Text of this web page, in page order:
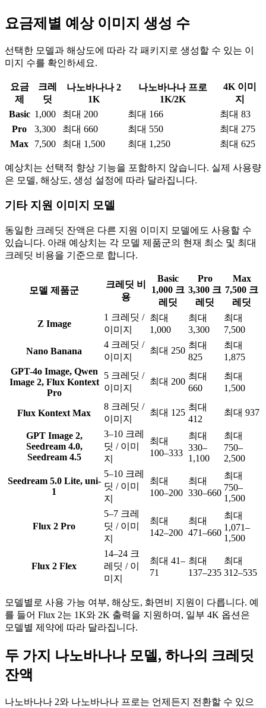
요금제별 예상 이미지 생성 수
선택한 모델과 해상도에 따라 각 패키지로 생성할 수 있는 이
미지 수를 확인하세요.
요금
제
크레
딧
나노바나나 2
1K
나노바나나 프로
1K/2K
4K 이미
지
Basic 1,000 최대 200 최대 166
최대 83
Pro
3,300 최대 660 최대 550
최대 275
Max
7,500 최대 1,500 최대 1,250 최대 625
예상치는 선택적 향상 기능을 포함하지 않습니다. 실제 사용량
은 모델, 해상도, 생성 설정에 따라 달라집니다.
기타 지원 이미지 모델
동일한 크레딧 잔액은 다른 지원 이미지 모델에도 사용할 수
있습니다. 아래 예상치는 각 모델 제품군의 현재 최소 및 최대
크레딧 비용을 기준으로 합니다.
모델 제품군
크레딧 비
용
Basic
1,000 크
레딧
Pro
3,300 크
레딧
Max
7,500 크
레딧
Z Image
1 크레딧 /
이미지
최대
1,000
최대
3,300
최대
7,500
Nano Banana
4 크레딧 /
이미지
최대 250
최대
825
최대
1,875
GPT-4o Image, Qwen
Image 2, Flux Kontext
Pro
5 크레딧 /
이미지
최대 200
최대
660
최대
1,500
Flux Kontext Max
8 크레딧 /
이미지
최대 125
최대
412
최대 937
GPT Image 2,
Seedream 4.0,
Seedream 4.5
3–10 크레
딧 / 이미
지
최대
100–333
최대
330–
1,100
최대
750–
2,500
Seedream 5.0 Lite, uni-
1
5–10 크레
딧 / 이미
지
최대
100–200
최대
330–660
최대
750–
1,500
Flux 2 Pro
5–7 크레
딧 / 이미
지
최대
142–200
최대
471–660
최대
1,071–
1,500
Flux 2 Flex
14–24 크
레딧 / 이
미지
최대 41–
71
최대
137–235
최대
312–535
모델별로 사용 가능 여부, 해상도, 화면비 지원이 다릅니다. 예
를 들어 Flux 2는 1K와 2K 출력을 지원하며, 일부 4K 옵션은
모델별 제약에 따라 달라집니다.
두 가지 나노바나나 모델, 하나의 크레딧
잔액
나노바나나 2와 나노바나나 프로는 언제든지 전환할 수 있으